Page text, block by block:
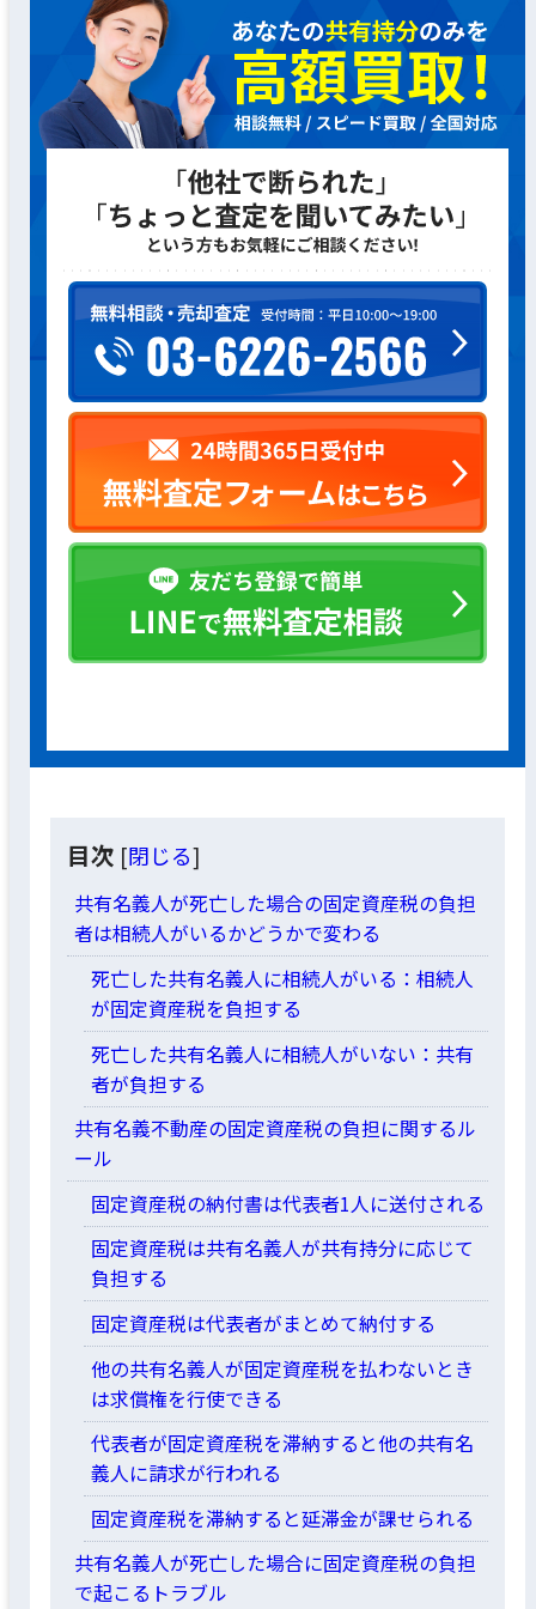
目次 [閉じる]
共有名義人が死亡した場合の固定資産税の負担
者は相続人がいるかどうかで変わる
死亡した共有名義人に相続人がいる：相続人
が固定資産税を負担する
死亡した共有名義人に相続人がいない：共有
者が負担する
共有名義不動産の固定資産税の負担に関するル
ール
固定資産税の納付書は代表者1人に送付される
固定資産税は共有名義人が共有持分に応じて
負担する
固定資産税は代表者がまとめて納付する
他の共有名義人が固定資産税を払わないとき
は求償権を行使できる
代表者が固定資産税を滞納すると他の共有名
義人に請求が行われる
固定資産税を滞納すると延滞金が課せられる
共有名義人が死亡した場合に固定資産税の負担
で起こるトラブル